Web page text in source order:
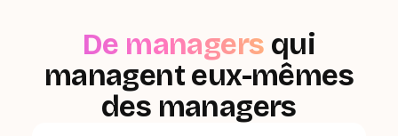
De managers qui
managent eux-mêmes
des managers